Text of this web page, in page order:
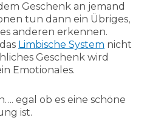
Geschenk an jemand
tun dann ein Übriges,
anderen erkennen.
Limbische System nicht
Geschenk wird
Emotionales.
egal ob es eine schöne
ist.